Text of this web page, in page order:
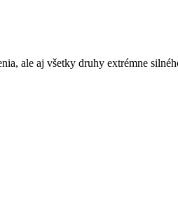
ale aj všetky druhy extrémne